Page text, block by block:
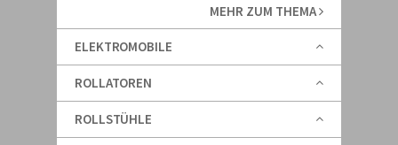
MEHR ZUM THEMA
ELEKTROMOBILE
ROLLATOREN
ROLLSTÜHLE